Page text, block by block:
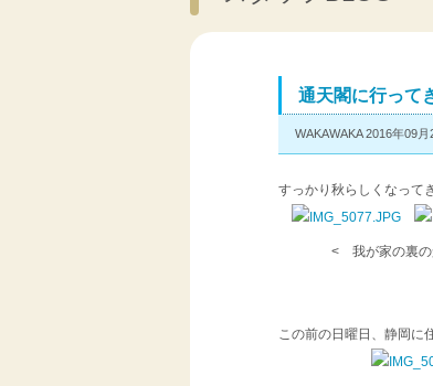
通天閣に行って
WAKAWAKA 2016年09
すっかり秋らしくなって
< 我が家
この前の日曜日、静岡に